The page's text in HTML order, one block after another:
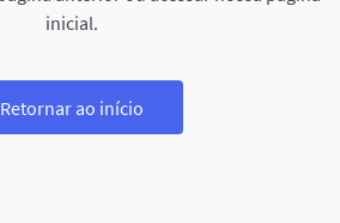
inicial.
Retornar ao início